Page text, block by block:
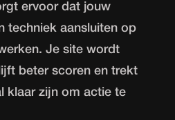
ervoor dat jouw
techniek aansluiten op
Je site wordt
beter scoren en trekt
klaar zijn om actie te